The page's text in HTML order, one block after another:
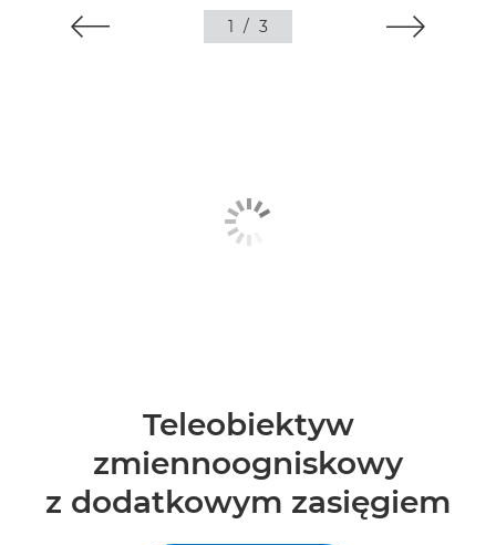
1 / 3
Teleobiektyw
zmiennoogniskowy
z dodatkowym zasięgiem